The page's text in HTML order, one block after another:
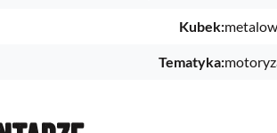
Kubek:
Tematyka: